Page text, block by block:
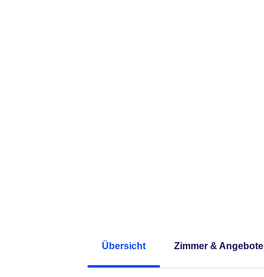
Übersicht Zimmer & Angebote